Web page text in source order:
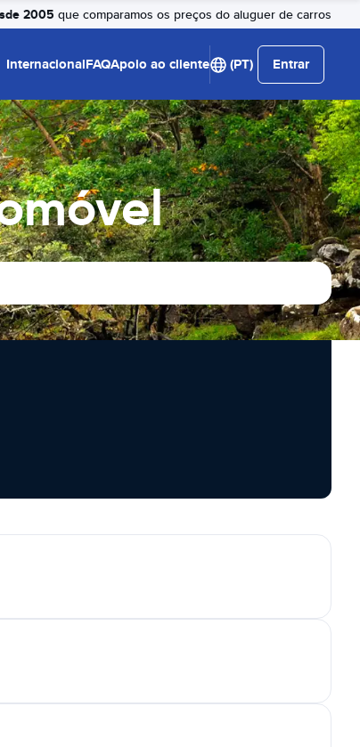
2005 que comparamos os preços do aluguer de carros
InternacionalFAQApoio ao cliente (PT) Entrar